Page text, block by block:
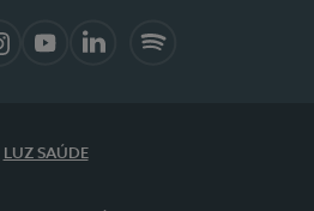
LUZ SAÚDE